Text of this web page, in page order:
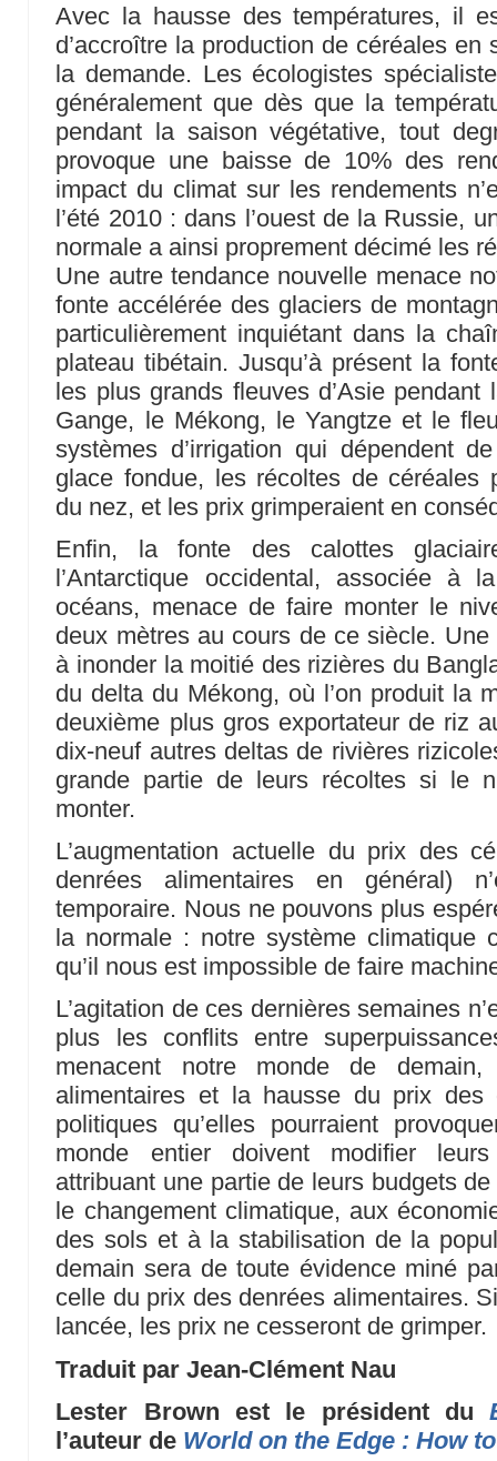
Avec la hausse des températures, il
d’accroître la production de céréales
la demande. Les écologistes
généralement que dès que la
pendant la saison végétative, tout
provoque une baisse de 10% des
impact du climat sur les rendements
l’été 2010 : dans l’ouest de la Russie,
normale a ainsi proprement décimé les
Une autre tendance nouvelle menace
fonte accélérée des glaciers de
particulièrement inquiétant dans la
plateau tibétain. Jusqu’à présent la
les plus grands fleuves d’Asie pendant
Gange, le Mékong, le Yangtze et le
systèmes d’irrigation qui dépendent
glace fondue, les récoltes de céréales
du nez, et les prix grimperaient en
Enfin, la fonte des calottes
l’Antarctique occidental, associée à
océans, menace de faire monter le
deux mètres au cours de ce siècle. Une
à inonder la moitié des rizières du
du delta du Mékong, où l’on produit la
deuxième plus gros exportateur de riz
dix-neuf autres deltas de rivières
grande partie de leurs récoltes si le
monter.
L’augmentation actuelle du prix des
denrées alimentaires en général)
temporaire. Nous ne pouvons plus
la normale : notre système climatique
qu’il nous est impossible de faire
L’agitation de ces dernières semaines
plus les conflits entre
menacent notre monde de
alimentaires et la hausse du prix
politiques qu’elles pourraient
monde entier doivent modifier
attribuant une partie de leurs budgets
le changement climatique, aux
des sols et à la stabilisation de la
demain sera de toute évidence miné
celle du prix des denrées alimentaires.
lancée, les prix ne cesseront de grimper.
Traduit par Jean-Clément Nau
Lester Brown est le président du
l’auteur de World on the Edge : How